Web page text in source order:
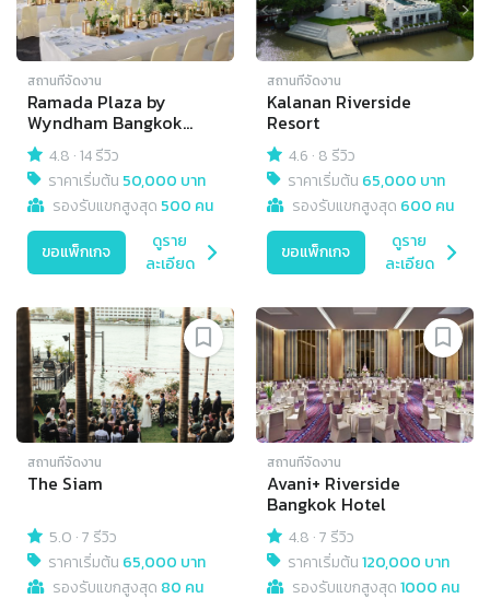
สถานที่จัดงาน
Ramada Plaza by
Wyndham Bangkok
Menam Riverside
4.8 ·14 รีวิว
ราคาเริ่มต้น 50,000 บาท
รองรับแขกสูงสุด 500 คน
ขอแพ็กเกจ
ดูราย
ละเอียด
สถานที่จัดงาน
Kalanan Riverside
Resort
4.6 · 8 รีวิว
ราคาเริ่มต้น 65,000 บาท
รองรับแขกสูงสุด 600 คน
ขอแพ็กเกจ
ดูราย
ละเอียด
สถานที่จัดงาน
The Siam
5.0 ·7 รีวิว
ราคาเริ่มต้น 65,000 บาท
รองรับแขกสูงสุด 80 คน
สถานที่จัดงาน
Avani+ Riverside
Bangkok Hotel
4.8 ·7 รีวิว
ราคาเริ่มต้น120,000 บาท
รองรับแขกสูงสุด1000 คน